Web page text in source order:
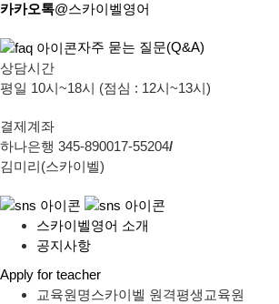
카카오톡@스카이벨영어
자주 묻는 질문(Q&A)
상담시간
평일 10시~18시 (점심 : 12시~13시)
결제계좌
하나은행 345-890017-55204/
김미리(스카이벨)
스카이벨영어 소개
공지사항
Apply for teacher
교육원명스카이벨 원격평생교육원